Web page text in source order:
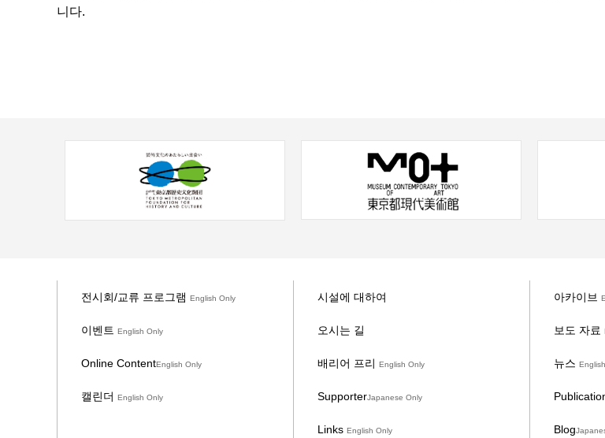
니다.
전시회/교류 프로그램 English Only
이벤트 English Only
Online ContentEnglish Only
캘린더 English Only
시설에 대하여
오시는 길
배리어 프리 English Only
SupporterJapanese Only
Links English Only
아카이브
보도 자료
뉴스
Blog